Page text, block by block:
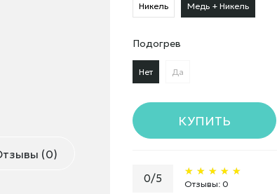
(0)
Никель Медь + Никель
Подогрев
Нет Да
КУПИТЬ
0/5
★★★★★
★★★★★
★★★★★
Отзывы: 0